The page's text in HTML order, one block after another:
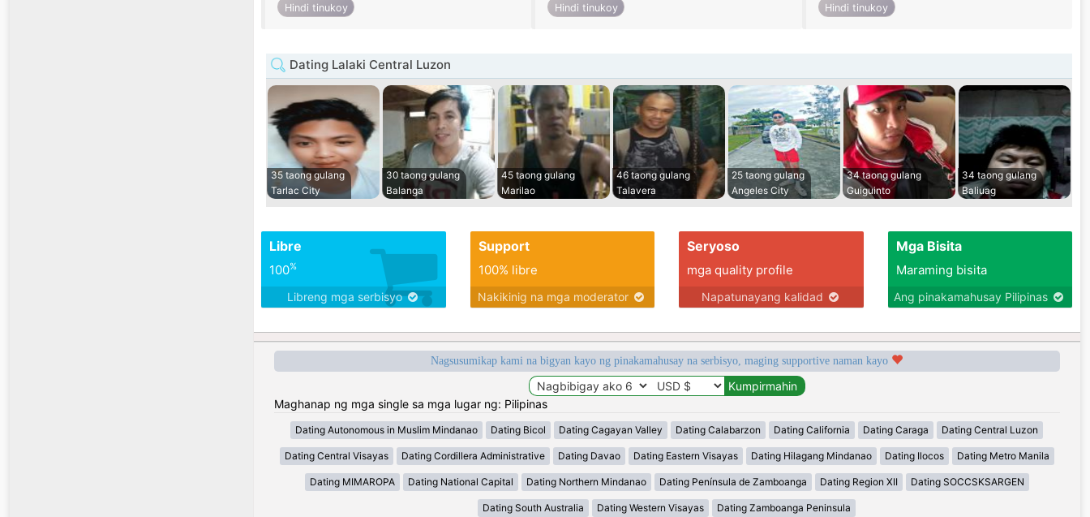
Hindi tinukoy Hindi tinukoy Hindi tinukoy
Dating Lalaki Central Luzon
35 taong gulang
Tarlac City
30 taong gulang
Balanga
45 taong gulang
Marilao
46 taong gulang
Talavera
25 taong gulang
Angeles City
34 taong gulang
Guiguinto
34 taong gulang
Baliuag
Libre
100%
Libreng mga serbisyo
Support
100% libre
Nakikinig na mga moderator
Seryoso
mga quality profile
Napatunayang kalidad
Mga Bisita
Maraming bisita
Ang pinakamahusay Pilipinas
Nagsusumikap kami na bigyan kayo ng pinakamahusay na serbisyo, maging supportive naman kayo
Maghanap ng mga single sa mga lugar ng: Pilipinas
Dating Autonomous in Muslim Mindanao Dating Bicol Dating Cagayan Valley Dating Calabarzon Dating California Dating Caraga Dating Central Luzon
Dating Central Visayas Dating Cordillera Administrative Dating Davao Dating Eastern Visayas Dating Hilagang Mindanao Dating Ilocos Dating Metro Manila
Dating MIMAROPA Dating National Capital Dating Northern Mindanao Dating Península de Zamboanga Dating Region XII Dating SOCCSKSARGEN
Dating South Australia Dating Western Visayas Dating Zamboanga Peninsula